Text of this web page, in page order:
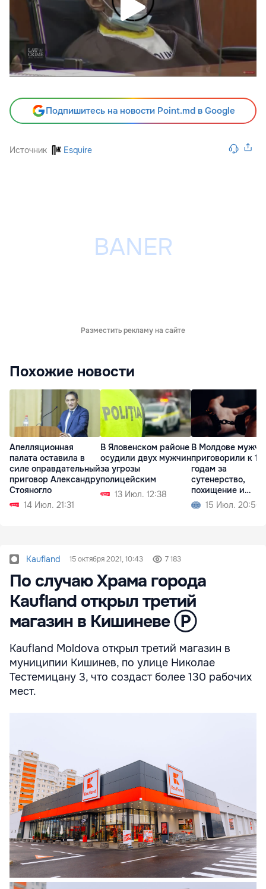
Подпишитесь на новости Point.md в Google
Источник Esquire
Разместить рекламу на сайте
Похожие новости
Апелляционная
палата оставила в
силе оправдательный
приговор Александру
Стояногло
14 Июл. 21:31
В Яловенском районе
осудили двух мужчин
за угрозы
полицейским
13 Июл. 12:38
В Молдове
приговорили к 15
годам за
сутенерство,
похищение и
изнасилование
15 Июл. 20:56
Kaufland 15 октября 2021, 10:43 7 183
По случаю Храма города
Kaufland открыл третий
магазин в Кишиневе Ⓟ
Kaufland Moldova открыл третий магазин в
муниципии Кишинев, по улице Николае
Тестемицану 3, что создаст более 130 рабочих
мест.